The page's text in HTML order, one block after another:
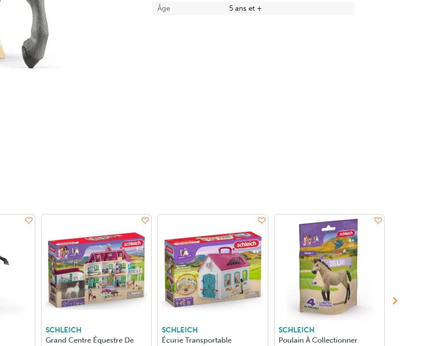
Âge 5 ans et +
SCHLEICH
Grand Centre Équestre De
SCHLEICH
Écurie Transportable
SCHLEICH
Poulain À Collectionner